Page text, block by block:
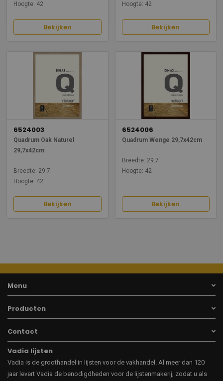
Hoogte: 42
Bekijken
Hoogte: 42
Bekijken
6524003
Quadrum Oak Naturel
29,7x42cm
Breedte: 29.7
Hoogte: 42
Bekijken
6524006
Quadrum Wenge 29,7x42cm
Breedte: 29.7
Hoogte: 42
Bekijken
Menu
Producten
Contact
Vadia lijsten
Vadia is de groothandel in lijsten voor de vakhandel. Al meer dan 120
jaar levert Vadia de benodigdheden voor de lijstenmakerij, zodat u als